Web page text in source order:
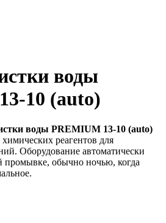
воды
10 (auto)
воды PREMIUM 13-10 (auto)
реагентов для
Оборудование автоматически
промывке, обычно ночью, когда